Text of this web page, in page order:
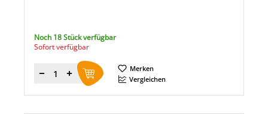
Noch 18 Stück verfügbar
Sofort verfügbar
Menge
Merken
Vergleichen